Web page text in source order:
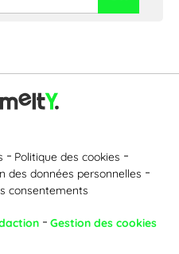
Politique des cookies
des données personnelles
consentements
Gestion des cookies